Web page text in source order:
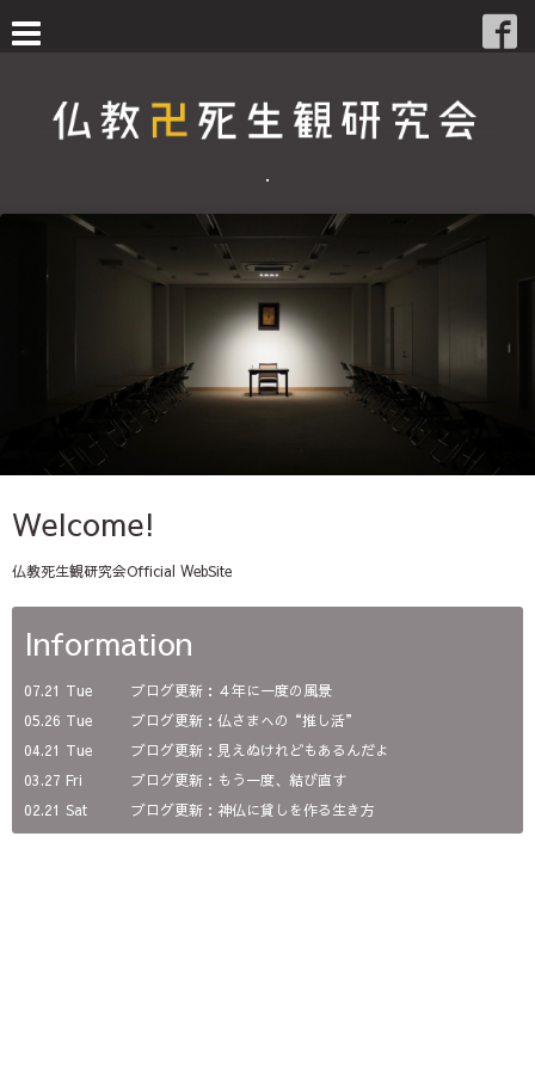
・
Welcome!
仏教死生観研究会Official WebSite
Information
07.21 Tue
ブログ更新：４年に一度の風景
05.26 Tue
ブログ更新：仏さまへの“推し活”
04.21 Tue
ブログ更新：見えぬけれどもあるんだよ
03.27 Fri
ブログ更新：もう一度、結び直す
02.21 Sat
ブログ更新：神仏に貸しを作る生き方